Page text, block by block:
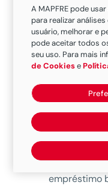
deve saber
certa:
1. Saiba o
antes de
precisa
a gastar no
também
como a
exemplo,
veículos, da
empréstimo
A MAPFRE pode
para realizar
usuário, melhorar e
pode aceitar todos
seu uso. Para mais
de Cookiese